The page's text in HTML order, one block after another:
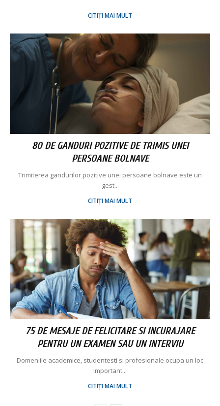
CITIȚI MAI MULT
80 DE GANDURI POZITIVE DE TRIMIS UNEI
PERSOANE BOLNAVE
Trimiterea gandurilor pozitive unei persoane bolnave este un
gest...
CITIȚI MAI MULT
75 DE MESAJE DE FELICITARE SI INCURAJARE
PENTRU UN EXAMEN SAU UN INTERVIU
Domeniile academice, studentesti si profesionale ocupa un loc
important...
CITIȚI MAI MULT